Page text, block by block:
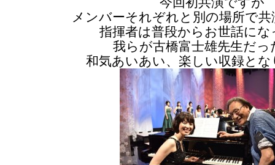
メンバーそれぞれと別の場所で
指揮者は普段からお世話に
我らが古橋富士雄先生だっ
和気あいあい、楽しい収録と